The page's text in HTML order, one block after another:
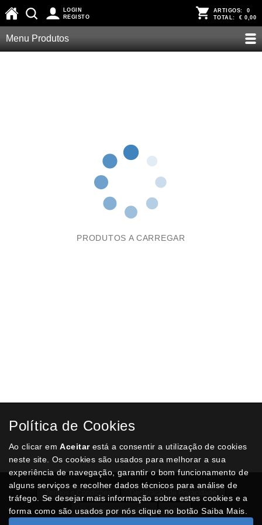
LOGIN
REGISTO
ARTIGOS: 0
TOTAL: € 0,00
Menu Produtos
PRODUTOS A CARREGAR
Termos e Condições
Livro de reclamações Lista
Política de Cookies
Ao clicar emAceitarestá a consentir a utilização de cookies
neste site. Os cookies são usados para melhorar a sua
experiência de navegação, garantir o bom funcionamento de
alguns serviços e recolher dados técnicos para análise de
tráfego. Se desejar mais informação sobre estes cookies e a
forma como são usados por nós clique no botão Saiba Mais.